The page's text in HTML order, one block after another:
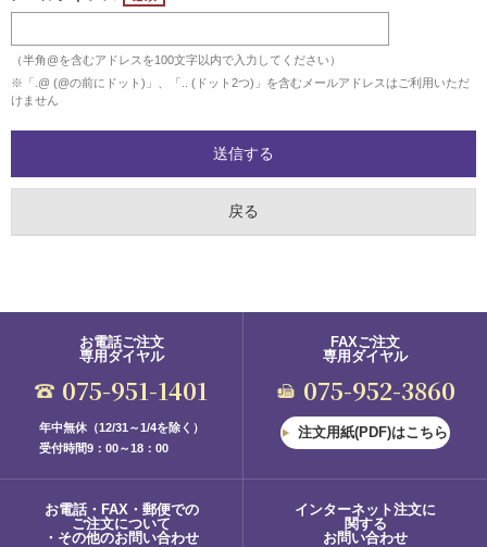
（半角@を含むアドレスを100文字以内で入力してください）
※「.@ (@の前にドット)」、「.. (ドット2つ)」を含むメールアドレスはご利用いただ
けません
お電話ご注文
専用ダイヤル
075-951-1401
年中無休（12/31～1/4を除く）
受付時間9：00～18：00
FAXご注文
専用ダイヤル
075-952-3860
注文用紙(PDF)はこちら
お電話・FAX・郵便での
ご注文について
・その他のお問い合わせ
インターネット注文に
関する
お問い合わせ